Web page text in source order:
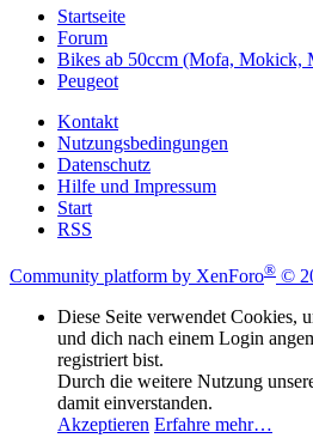
Startseite
Forum
Bikes ab 50ccm (Mofa, Mokick,
Peugeot
Kontakt
Nutzungsbedingungen
Datenschutz
Hilfe und Impressum
Start
RSS
Community platform by XenForo® ©
Diese Seite verwendet Cookies,
und dich nach einem Login
registriert bist.
Durch die weitere Nutzung
damit einverstanden.
Akzeptieren Erfahre mehr…